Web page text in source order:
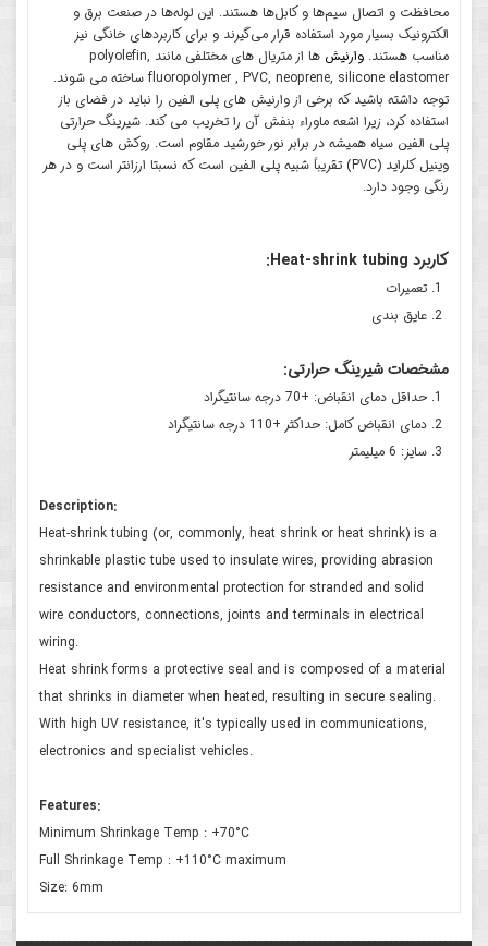
محافظت و اتصال سیم‌ها و کابل‌ها هستند. این لوله‌ها در صنعت برق و
الکترونیک بسیار مورد استفاده قرار می‌گیرند و برای کاربردهای خانگی نیز
مناسب هستند. وارنیش
ها از متریال های مختلفی مانند polyolefin,
fluoropolymer , PVC, neoprene, silicone elastomer ساخته می شوند.
توجه داشته باشید که برخی از وارنیش های پلی الفین را نباید در فضای باز
استفاده کرد، زیرا اشعه ماوراء بنفش آن را تخریب می کند. شیرینگ حرارتی
پلی الفین سیاه همیشه در برابر نور خورشید مقاوم است. روکش های پلی
وینیل کلراید (PVC) تقریباً شبیه پلی الفین است که نسبتا ارزانتر است و در هر
رنگی وجود دارد.
کاربرد Heat-shrink tubing:
تعمیرات
عایق بندی
مشخصات شیرینگ حرارتی:
حداقل دمای انقباض: +70 درجه سانتیگراد
دمای انقباض کامل: حداکثر +110 درجه سانتیگراد
سایز: 6 میلیمتر
Description:
Heat-shrink tubing (or, commonly, heat shrink or heat shrink) is a
shrinkable plastic tube used to insulate wires, providing abrasion
resistance and environmental protection for stranded and solid
wire conductors, connections, joints and terminals in electrical
wiring.
Heat shrink forms a protective seal and is composed of a material
that shrinks in diameter when heated, resulting in secure sealing.
With high UV resistance, it's typically used in communications,
electronics and specialist vehicles.
Features:
Minimum Shrinkage Temp : +70°C
Full Shrinkage Temp : +110°C maximum
Size: 6mm